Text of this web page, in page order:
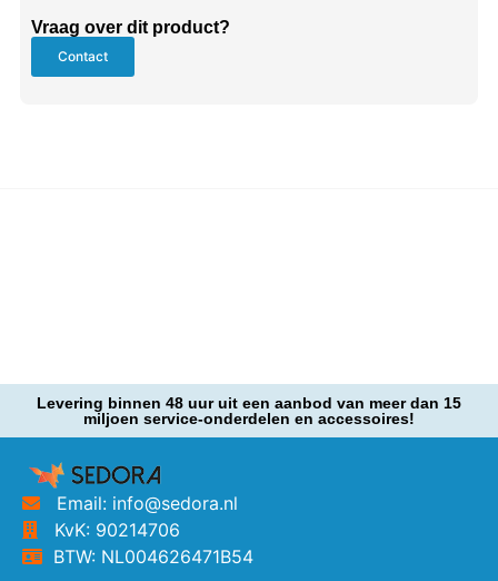
Vraag over dit product?
Contact
Levering binnen 48 uur uit een aanbod van meer dan 15
miljoen service-onderdelen en accessoires!
Email: info@sedora.nl
KvK: 90214706
BTW: NL004626471B54